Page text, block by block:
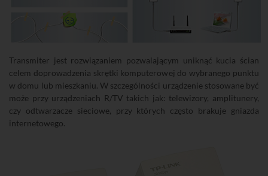
Transmiter jest rozwiązaniem pozwalającym uniknąć kucia ścian
celem doprowadzenia skrętki komputerowej do wybranego punktu
w domu lub mieszkaniu. W szczególności urządzenie stosowane być
może przy urządzeniach R/TV takich jak: telewizory, amplitunery,
czy odtwarzacze sieciowe, przy których często brakuje gniazda
internetowego.